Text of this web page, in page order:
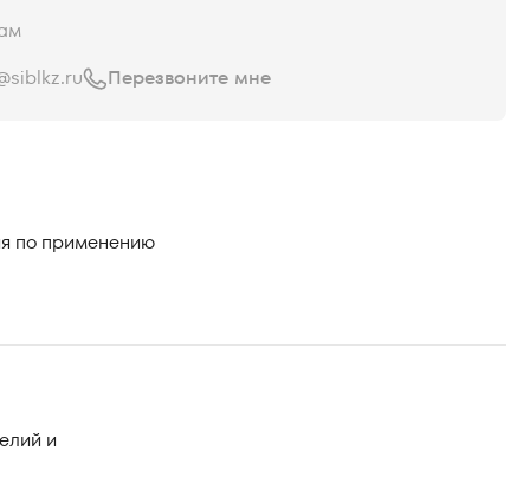
Перезвоните мне
по применению
и